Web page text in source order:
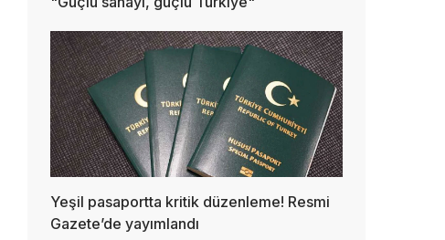
Yeşil pasaportta kritik düzenleme! Resmi
Gazete’de yayımlandı